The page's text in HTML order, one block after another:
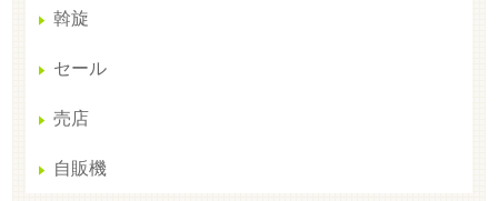
斡旋
セール
売店
自販機